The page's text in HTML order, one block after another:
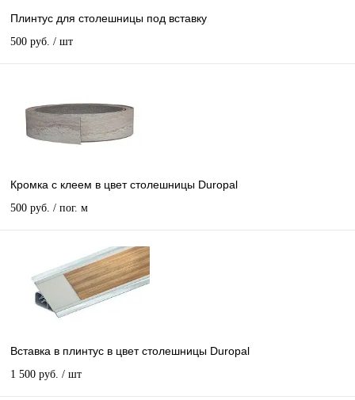
Плинтус для столешницы под вставку
500 руб. / шт
Кромка с клеем в цвет столешницы Duropal
500 руб. / пог. м
Вставка в плинтус в цвет столешницы Duropal
1 500 руб. / шт